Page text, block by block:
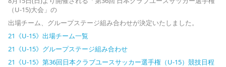
（U-15)大会」の
出場チーム、グループステージ組み合わせが決定いたしました。
21《U-15》出場チーム一覧
21《U-15》グループステージ組み合わせ
21《U-15》第36回日本クラブユースサッカー選手権（U-15）競技日程